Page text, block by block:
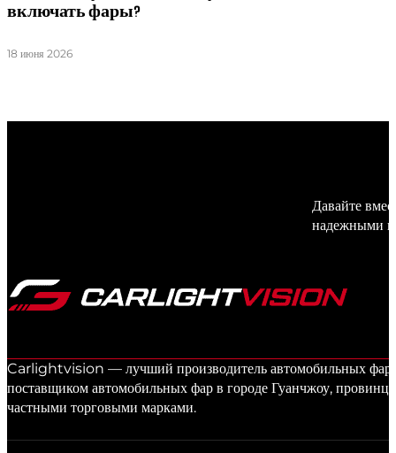
включать фары?
18 июня 2026
Давайте
надежными и
Carlightvision — лучший производитель автомобильных фар в
поставщиком автомобильных фар в городе Гуанчжоу,
частными торговыми марками.